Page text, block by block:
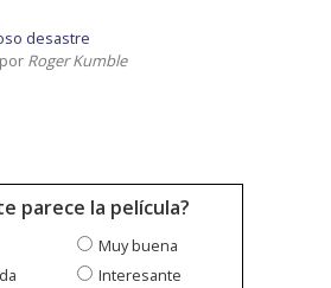
desastre
Roger Kumble
parece la película?
Muy buena
Interesante